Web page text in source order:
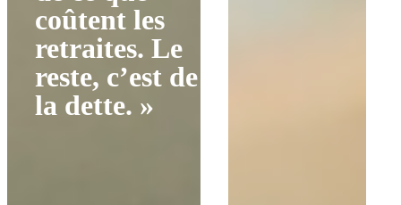
coûtent les
retraites. Le
reste, c’est de
la dette. »